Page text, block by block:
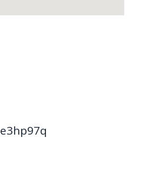
e3hp97q